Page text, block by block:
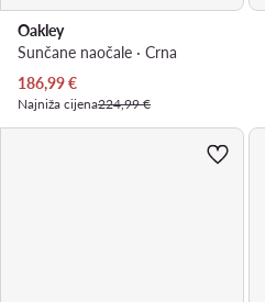
Oakley
Sunčane naočale · Crna
Trenutna cijena
186,99€
Najniža cijena224,99 €